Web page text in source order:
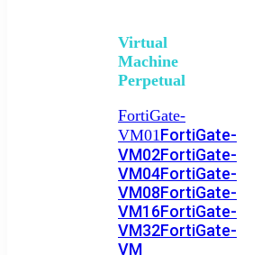
Virtual
Machine
Perpetual
FortiGate-
VM01FortiGate-
VM02FortiGate-
VM04FortiGate-
VM08FortiGate-
VM16FortiGate-
VM32FortiGate-
VM